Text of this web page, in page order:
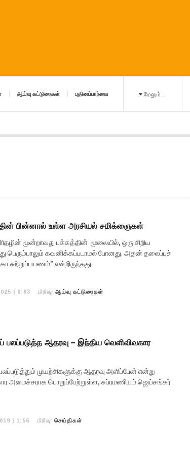
ஆய்வு கட்டுரைகள் புதினப்பார்வை மேலும் ...
பின்னால் உள்ள அரசியல் சமிக்ஞைகள்
மூன்றாவது பக்கத்தின் மூலையில், ஒரு சிறிய
பெரும்பாலும் கவனிக்கப்படாமல் போனது. அதன் தலைப்புச்
சுற்றுப்பயணம்” என்றிருந்தது.
| 0:03 பிரிவு: ஆய்வு கட்டுரைகள்
பலப்படுத்த ஆதரவு – இந்திய வெளிவிவகார
முயற்சிகளுக்கு ஆதரவு அளிப்பேன் என்று
அமைச்சராக பொறுப்பேற்றுள்ள, சுப்ரமணியம் ஜெய்சங்கர்
| 1:56 பிரிவு: செய்திகள்